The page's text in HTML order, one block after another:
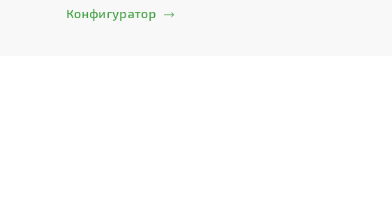
Конфигуратор